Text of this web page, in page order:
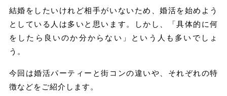
結婚をしたいけれど相手がいないため、婚活を始めよう
としている人は多いと思います。しかし、「具体的に何
をしたら良いのか分からない」という人も多いでしょ
う。
今回は婚活パーティーと街コンの違いや、それぞれの特
徴などをご紹介します。